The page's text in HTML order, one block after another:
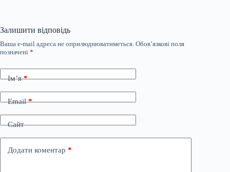
Залишити відповідь
Ваша e-mail адреса не оприлюднюватиметься. Обов’язкові поля
позначені *
Ім’я*
Email*
Сайт
Додати коментар *